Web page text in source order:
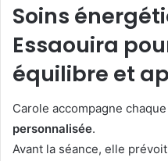
Soins
Essaouira
équilibre et
Carole accompagne
personnalisée.
Avant la séance, elle